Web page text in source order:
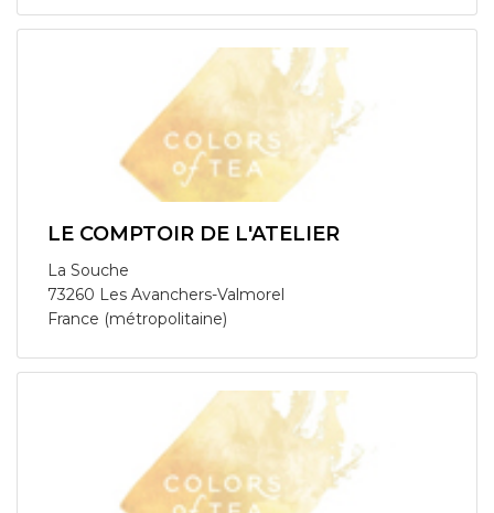
LE COMPTOIR DE L'ATELIER
La Souche
73260 Les Avanchers-Valmorel
France (métropolitaine)